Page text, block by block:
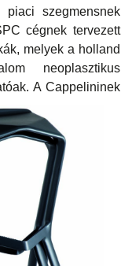
piaci szegmensnek
cégnek tervezett
melyek a holland
neoplasztikus
A Cappelininek